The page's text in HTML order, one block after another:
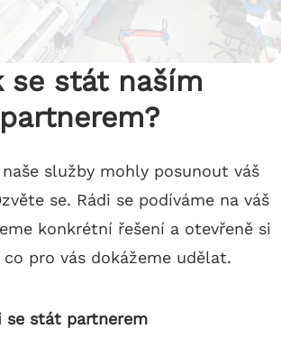
se stát naším
partnerem?
služby mohly posunout váš
se. Rádi se podíváme na váš
konkrétní řešení a otevřeně si
co pro vás dokážeme udělat.
se stát partnerem